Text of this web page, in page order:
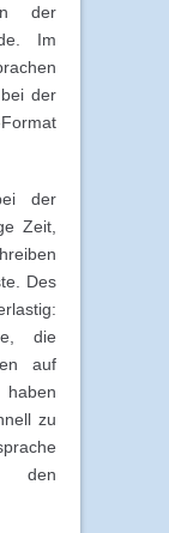
der
Im
der
der
Zeit,
Des
die
auf
zu
den